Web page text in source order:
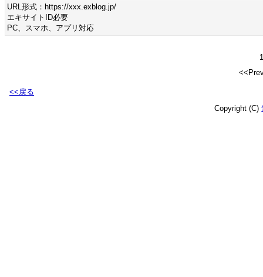
URL形式：https://xxx.exblog.jp/
エキサイトID必要
PC、スマホ、アプリ対応
<<戻る
Copyright (C)